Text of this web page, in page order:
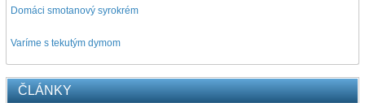
Domáci smotanový syrokrém
Varíme s tekutým dymom
ČLÁNKY